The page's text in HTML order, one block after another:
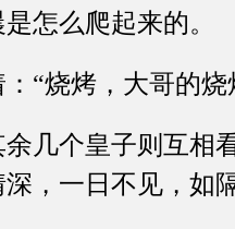
怎么爬起来的。
“烧烤，大哥的
个皇子则互相
深，一日不见，